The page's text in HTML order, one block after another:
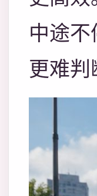
中途
更难